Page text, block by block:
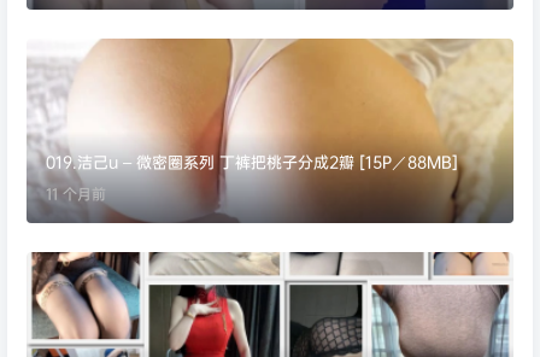
019.洁己u – 微密圈系列 丁裤把桃子分成2瓣 [15P／88MB]
11 个月前